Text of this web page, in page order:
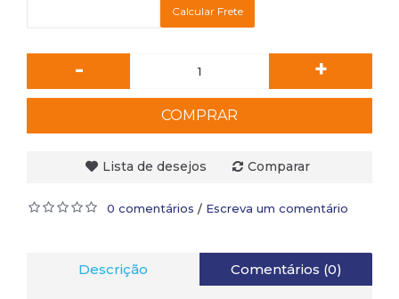
Calcular Frete
- +
COMPRAR
Lista de desejos Comparar
0 comentários / Escreva um comentário
Descrição Comentários (0)